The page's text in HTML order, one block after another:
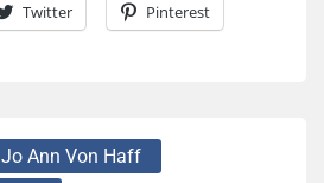
Twitter Pinterest
Jo Ann Von Haff